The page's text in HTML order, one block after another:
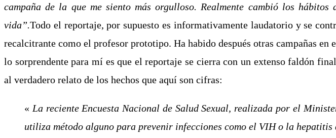
campaña de la que me siento más orgulloso. Realmente cambió los
vida”.Todo el reportaje, por supuesto es informativamente laudatorio y se
recalcitrante como el profesor prototipo. Ha habido después otras campañas
lo sorprendente para mí es que el reportaje se cierra con un extenso faldón
al verdadero relato de los hechos que aquí son cifras:
« La reciente Encuesta Nacional de Salud Sexual, realizada por el
utiliza método alguno para prevenir infecciones como el VIH o la hepatitis